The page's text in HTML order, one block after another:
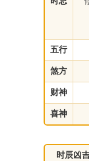
五行
煞方
财神
喜神
时辰凶